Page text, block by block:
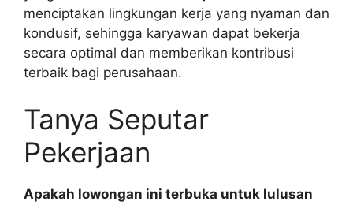
menciptakan lingkungan kerja yang nyaman dan
kondusif, sehingga karyawan dapat bekerja
secara optimal dan memberikan kontribusi
terbaik bagi perusahaan.
Tanya Seputar
Pekerjaan
Apakah lowongan ini terbuka untuk lulusan